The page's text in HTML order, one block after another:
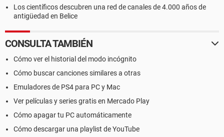
Los científicos descubren una red de canales de 4.000 años de
antigüedad en Belice
CONSULTA TAMBIÉN
Cómo ver el historial del modo incógnito
Cómo buscar canciones similares a otras
Emuladores de PS4 para PC y Mac
Ver películas y series gratis en Mercado Play
Cómo apagar tu PC automáticamente
Cómo descargar una playlist de YouTube